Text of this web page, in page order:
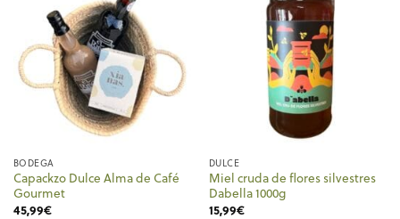
BODEGA
Capackzo Dulce Alma de Café
Gourmet
45,99€
DULCE
Miel cruda de flores silvestres
Dabella 1000g
15,99€